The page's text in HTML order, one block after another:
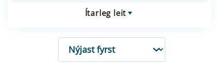
Ítarleg leit
RÖÐUN